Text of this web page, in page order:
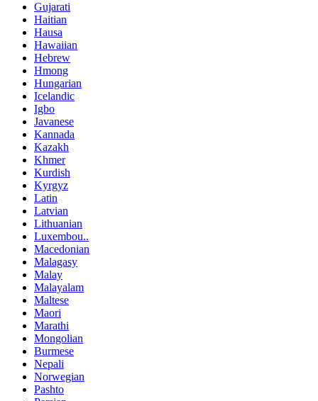
Gujarati
Haitian
Hausa
Hawaiian
Hebrew
Hmong
Hungarian
Icelandic
Igbo
Javanese
Kannada
Kazakh
Khmer
Kurdish
Kyrgyz
Latin
Latvian
Lithuanian
Luxembou..
Macedonian
Malagasy
Malay
Malayalam
Maltese
Maori
Marathi
Mongolian
Burmese
Nepali
Norwegian
Pashto